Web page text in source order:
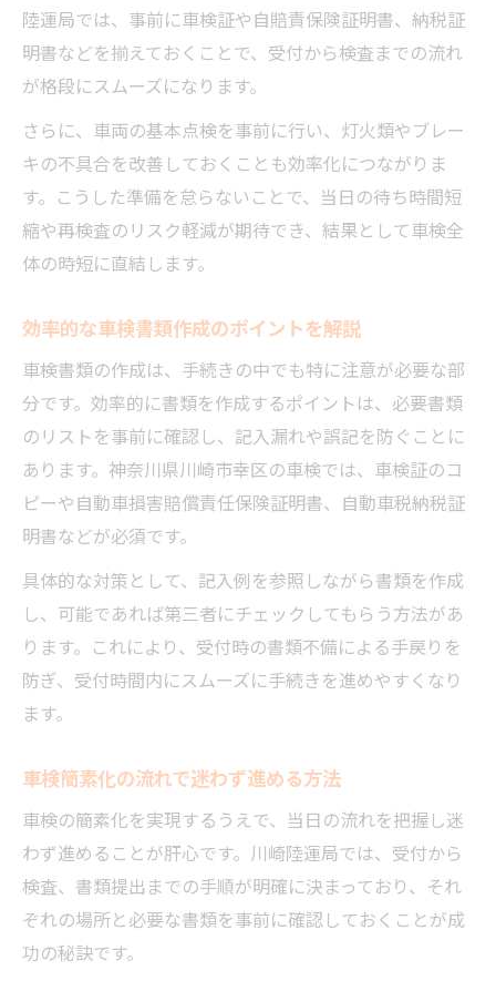
ユーザー車検で迷わない準備と流れの解説
ユーザー車検で必要な準備と流れを徹底解
説
失敗しない車検のための事前確認ポイント
車検当日の持ち物と手順を分かりやすく紹
介
受付時間を意識したユーザー車検の進め方
初めてでも安心できる車検チェックリスト
車検の時短を実現する簡素化ポイントまと
め
効率重視の車検スケジュール作成法
車検書類作成を短時間で終えるコツ
空き時間を活かした車検準備の進め方
当日トラブルを防ぐための車検対策術
混雑時期を避けた賢い車検スケジューリング法
混雑を避けて車検をスムーズに終わらせる
方法
空いている時期選びで車検の手間を軽減
ト
混雑回避を意識した車検予約のコツ
実体験に学ぶ安心できる車検時短対策
車検の実体験から学ぶ時短テクニック集
実際の車検で役立った効率化のアイデア
陸運局では、事前に車検証や自賠責保険証明書、納税証
明書などを揃えておくことで、受付から検査までの流れ
が格段にスムーズになります。
さらに、車両の基本点検を事前に行い、灯火類やブレー
キの不具合を改善しておくことも効率化につながりま
す。こうした準備を怠らないことで、当日の待ち時間短
縮や再検査のリスク軽減が期待でき、結果として車検全
体の時短に直結します。
効率的な車検書類作成のポイントを解説
車検書類の作成は、手続きの中でも特に注意が必要な部
分です。効率的に書類を作成するポイントは、必要書類
のリストを事前に確認し、記入漏れや誤記を防ぐことに
あります。神奈川県川崎市幸区の車検では、車検証のコ
ピーや自動車損害賠償責任保険証明書、自動車税納税証
明書などが必須です。
具体的な対策として、記入例を参照しながら書類を作成
し、可能であれば第三者にチェックしてもらう方法があ
ります。これにより、受付時の書類不備による手戻りを
防ぎ、受付時間内にスムーズに手続きを進めやすくなり
ます。
車検簡素化の流れで迷わず進める方法
車検の簡素化を実現するうえで、当日の流れを把握し迷
わず進めることが肝心です。川崎陸運局では、受付から
検査、書類提出までの手順が明確に決まっており、それ
ぞれの場所と必要な書類を事前に確認しておくことが成
功の秘訣です。